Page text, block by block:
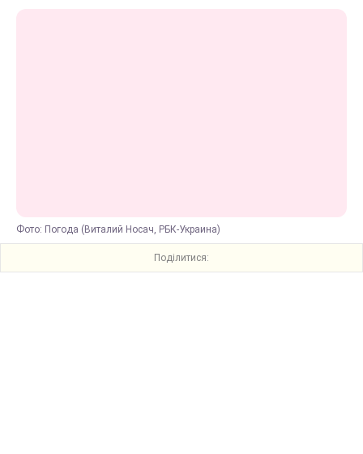
Фото: Погода (Виталий Носач, РБК-Украина)
Поділитися: